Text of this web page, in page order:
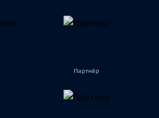
Партнёр